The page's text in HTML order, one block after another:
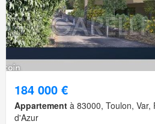
184 000 €
Appartement à 83000, Toulon,
d'Azur